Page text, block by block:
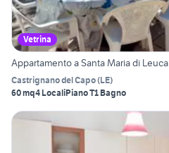
Vetrina
Appartamento a Santa Maria di Leuca
Castrignano del Capo(LE)
60 mq4 LocaliPiano T1 Bagno